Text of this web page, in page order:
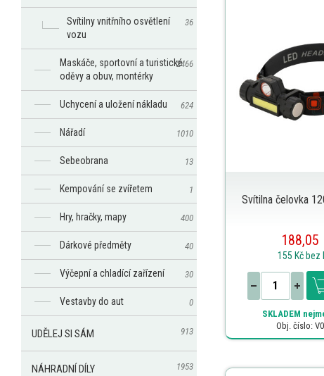
Svítilna čelovka
188,05
155 Kč bez
SKLADEM
Obj. číslo:
Svítilny vnitřního osvětlení
vozu
36
Maskáče, sportovní a turistické
oděvy a obuv, montérky
2466
Uchycení a uložení nákladu 624
Nářadí 1010
Sebeobrana 13
Kempování se zvířetem 1
Hry, hračky, mapy 400
Dárkové předměty 40
Výčepní a chladící zařízení 30
Vestavby do aut 0
UDĚLEJ SI SÁM 913
NÁHRADNÍ DÍLY 1953